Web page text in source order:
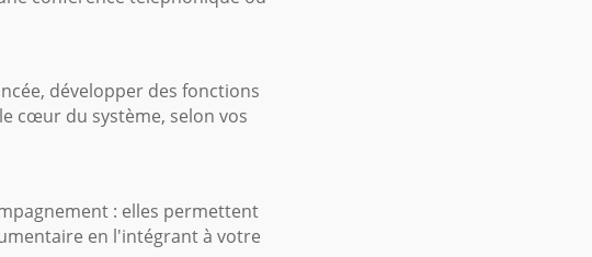
développer des fonctions
cœur du système, selon vos
: elles permettent
en l'intégrant à votre